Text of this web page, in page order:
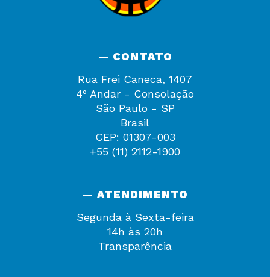
— CONTATO
Rua Frei Caneca, 1407
4º Andar - Consolação
São Paulo - SP
Brasil
CEP: 01307-003
+55 (11) 2112-1900
— ATENDIMENTO
Segunda à Sexta-feira
14h às 20h
Transparência